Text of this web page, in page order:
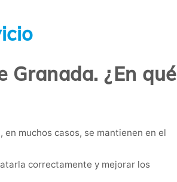
Granada. ¿En qué
muchos casos, se mantienen en el
correctamente y mejorar los